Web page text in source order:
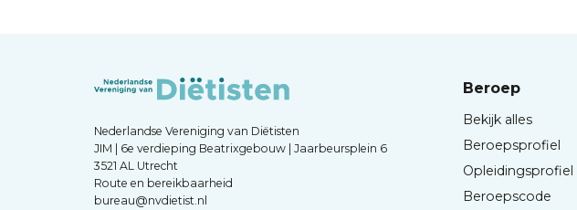
Nederlandse Vereniging van Diëtisten
JIM | 6e verdieping Beatrixgebouw | Jaarbeursplein 6
3521 AL Utrecht
Route en bereikbaarheid
bureau@nvdietist.nl
Beroep
Bekijk alles
Beroepsprofiel
Opleidingsprofiel
Beroepscode